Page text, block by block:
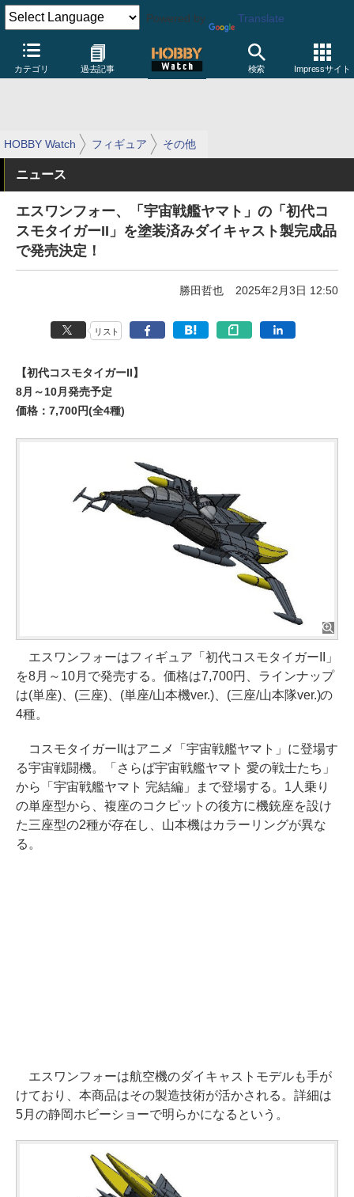
Powered by Translate
カテゴリ 過去記事 検索 Impressサイト
HOBBY Watch フィギュア その他
ニュース
エスワンフォー、「宇宙戦艦ヤマト」の「初代コ
スモタイガーII」を塗装済みダイキャスト製完成品
で発売決定！
勝田哲也 2025年2月3日 12:50
リスト
【初代コスモタイガーII】
8月～10月発売予定
価格：7,700円(全4種)
エスワンフォーはフィギュア「初代コスモタイガーII」
を8月～10月で発売する。価格は7,700円、ラインナップ
は(単座)、(三座)、(単座/山本機ver.)、(三座/山本隊ver.)の
4種。
コスモタイガーIIはアニメ「宇宙戦艦ヤマト」に登場す
る宇宙戦闘機。「さらば宇宙戦艦ヤマト 愛の戦士たち」
から「宇宙戦艦ヤマト 完結編」まで登場する。1人乗り
の単座型から、複座のコクピットの後方に機銃座を設け
た三座型の2種が存在し、山本機はカラーリングが異な
る。
エスワンフォーは航空機のダイキャストモデルも手が
けており、本商品はその製造技術が活かされる。詳細は
5月の静岡ホビーショーで明らかになるという。